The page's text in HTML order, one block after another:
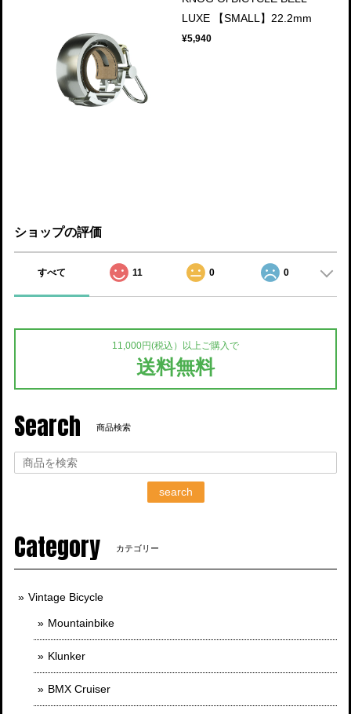
LUXE 【SMALL】22.2mm
¥5,940
ショップの評価
すべて 11 0 0
11,000円(税込）以上ご購入で
送料無料
Search 商品検索
search
Category カテゴリー
Vintage Bicycle
Mountainbike
Klunker
BMX Cruiser